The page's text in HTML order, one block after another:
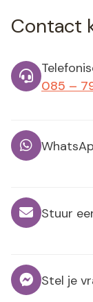
Contact
085 –
Stuur
Stel je